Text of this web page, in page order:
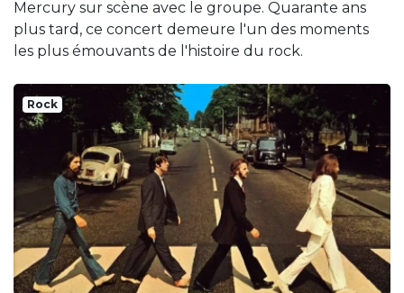
Mercury sur scène avec le groupe. Quarante ans
plus tard, ce concert demeure l'un des moments
les plus émouvants de l'histoire du rock.
Rock